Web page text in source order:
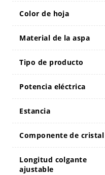
Color de hoja
Material de la aspa
Tipo de producto
Potencia eléctrica
Estancia
Componente de cristal
Longitud colgante
ajustable